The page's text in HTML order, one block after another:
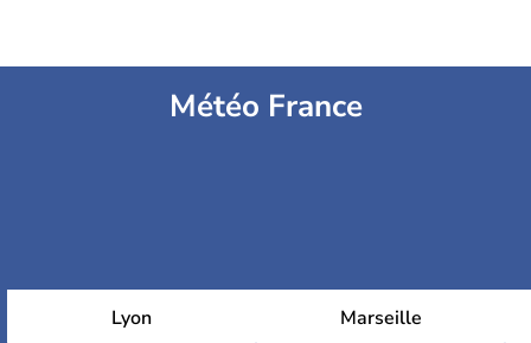
Météo France
Lyon Marseille